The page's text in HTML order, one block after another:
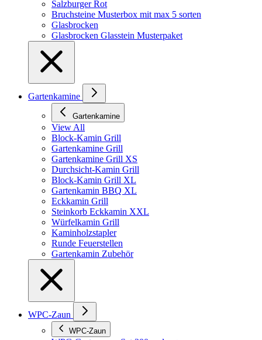
Salzburger Rot
Bruchsteine Musterbox mit max 5 sorten
Glasbrocken
Glasbrocken Glasstein Musterpaket
Gartenkamine
Gartenkamine
View All
Block-Kamin Grill
Gartenkamine Grill
Gartenkamine Grill XS
Durchsicht-Kamin Grill
Block-Kamin Grill XL
Gartenkamin BBQ XL
Eckkamin Grill
Steinkorb Eckkamin XXL
Würfelkamin Grill
Kaminholzstapler
Runde Feuerstellen
Gartenkamin Zubehör
WPC-Zaun
WPC-Zaun